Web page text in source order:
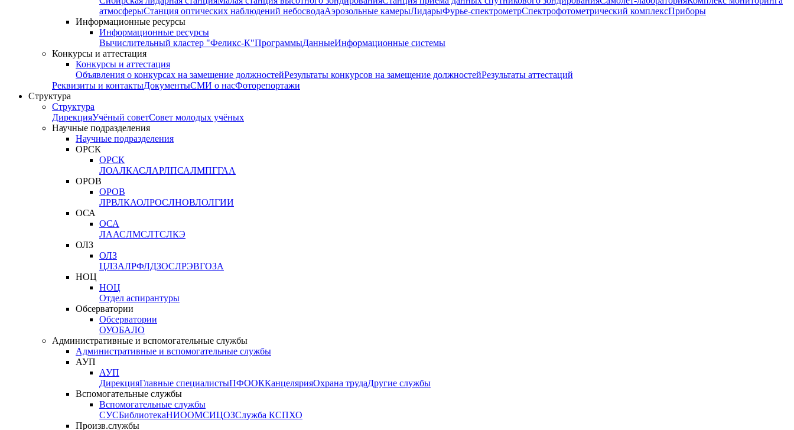
атмосферыСтанция оптических наблюдений небосводаАэрозольные камерыЛидарыФурье-спектрометрСпектрофотометрический комплексПриборы
Информационные ресурсы
Информационные ресурсы
Вычислительный кластер "Феликс-К"ПрограммыДанныеИнформационные системы
Конкурсы и аттестация
Конкурсы и аттестация
Объявления о конкурсах на замещение должностейРезультаты конкурсов на замещение должностейРезультаты аттестаций
Реквизиты и контактыДокументыСМИ о насФоторепортажи
Структура
Структура
ДирекцияУчёный советСовет молодых учёных
Научные подразделения
Научные подразделения
ОРСК
ОРСК
ЛОАЛКАСЛАРЛПСАЛМПГГАА
ОРОВ
ОРОВ
ЛРВЛКАОЛРОСЛНОВЛОЛГИИ
ОСА
ОСА
ЛААСЛМСЛТСЛКЭ
ОЛЗ
ОЛЗ
ЦЛЗАЛРФЛДЗОСЛРЭВГОЗА
НОЦ
НОЦ
Отдел аспирантуры
Обсерватории
Обсерватории
ОУОБАЛО
Административные и вспомогательные службы
Административные и вспомогательные службы
АУП
АУП
ДирекцияГлавные специалистыПФООККанцелярияОхрана трудаДругие службы
Вспомогательные службы
Вспомогательные службы
СУСБиблиотекаНИООМСИЦОЗСлужба КСПХО
Произв.службы